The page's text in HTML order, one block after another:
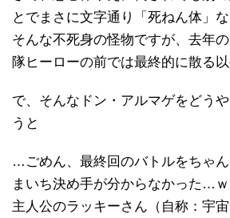
とでまさに文字通り「死ねん体」な
そんな不死身の怪物ですが、去年
隊ヒーローの前では最終的に散る以
で、そんなドン・アルマゲをどう
うと
…ごめん、最終回のバトルをちゃ
まいち決め手が分からなかった…ｗ
主人公のラッキーさん（自称：宇宙